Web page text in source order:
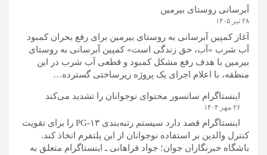
آبرسانی روستای بیرمین
۲۸ تیر ۱۴۰۵
آغاز کمپین آبرسانی به روستای بیرمین برای رفع بحران کمبود
آب شرب «آب، حق زندگی است» کمپین آبرسانی به روستای
بیرمین با هدف رفع مشکل کمبود و قطعی آب شرب در این
منطقه، با اعلام اجرای یک پروژه زیرساختی گسترده…
اینستاگرام سانسور محتوای نوجوانان را تشدید می‌کند
۲۶ مهر ۱۴۰۴
اینستاگرام قصد دارد سیستم رتبه‌بندی PG-۱۳ را برای تقویت
کنترل والدین بر استفاده نوجوانان از این پلتفرم اتخاذ کند.
باشگاه خبرنگاران جوان؛ جواد فراهانی ـ اینستاگرام متعلق به